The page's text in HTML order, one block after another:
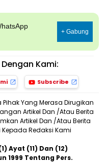
+ Gabung
Kami:
Subscribe
Yang Merasa Dirugikan
Artikel Dan /Atau Berita
Artikel Dan /Atau Berita
Redaksi Kami
Ayat (11) Dan (12)
1999 Tentang Pers.